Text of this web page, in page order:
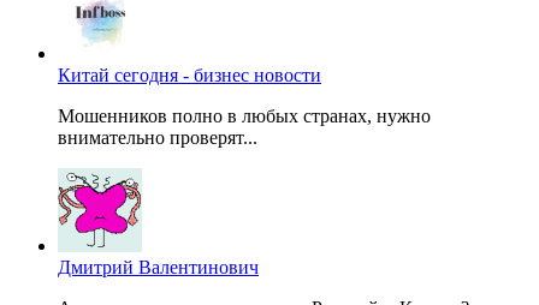
Китай сегодня - бизнес новости
Мошенников полно в любых странах, нужно
внимательно проверят...
Дмитрий Валентинович